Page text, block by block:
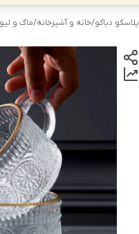
پلاسکو دیاکو/خانه و آشپزخانه/ماگ و